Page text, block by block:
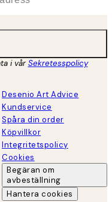
i vårSekretesspolicy
Desenio Art Advice
Kundservice
Spåra din order
Köpvillkor
Integritetspolicy
Cookies
Begäran om
avbeställning
Hantera cookies